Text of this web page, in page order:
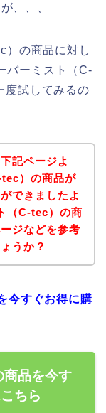
、、、
）の商品に対し
バーミスト（C-
度試してみるの
記ページよ
tec）の商品が
できましたよ
（C-tec）の商
ジなどを参考
うか？
今すぐお得に購
商品を今す
ちら